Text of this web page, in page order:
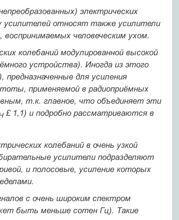
электрических
усилителей относят также усилители
человеческим ухом.
колебаний модулированной высокой
устройства). Иногда из этого
для усиления
применяемой в радиоприёмных
т.к. главное, что объединяет эти
£ 1,1) и подробно рассматриваются в
колебаний в очень узкой
усилители подразделяют
и полосовые, усиление которых
с очень широким спектром
быть меньше сотен Гц). Такие